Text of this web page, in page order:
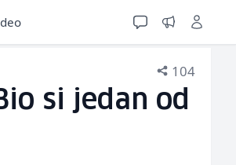
104
si jedan od